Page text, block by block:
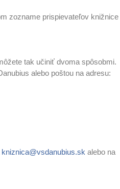
zozname prispievateľov knižnice
tak učiniť dvoma spôsobmi.
alebo poštou na adresu:
kniznica@vsdanubius.sk alebo na